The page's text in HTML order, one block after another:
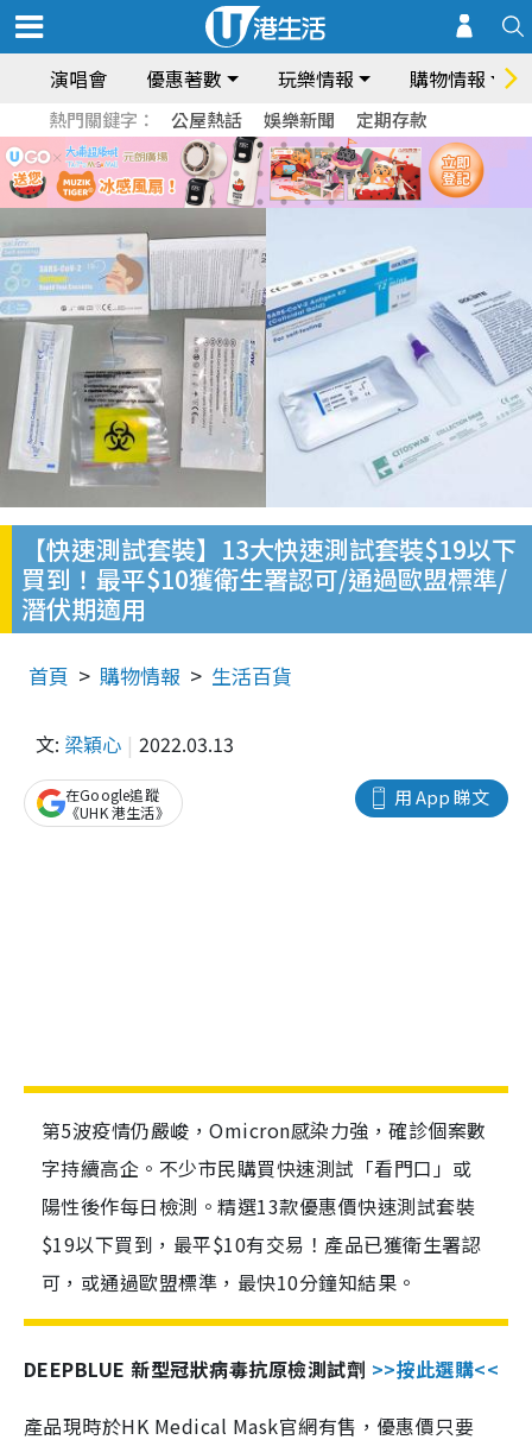
演唱會 優惠著數 玩樂情報 購物情報
熱門關鍵字： 公屋熱話 娛樂新聞 定期存款
【快速測試套裝】13大快速測試套裝$19以下
買到！最平$10獲衛生署認可/通過歐盟標準/
潛伏期適用
首頁 購物情報 生活百貨
文: 梁穎心 2022.03.13
用 App 睇文
在Google追蹤
《UHK 港生活》
第5波疫情仍嚴峻，Omicron感染力強，確診個案數
字持續高企。不少市民購買快速測試「看門口」或
陽性後作每日檢測。精選13款優惠價快速測試套裝
$19以下買到，最平$10有交易！產品已獲衛生署認
可，或通過歐盟標準，最快10分鐘知結果。
DEEPBLUE 新型冠狀病毒抗原檢測試劑 >>按此選購<<
產品現時於HK Medical Mask官網有售，優惠價只要